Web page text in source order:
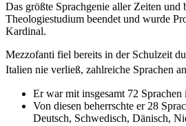
Das größte Sprachgenie aller Zeiten
Theologiestudium beendet und wurde
Kardinal.
Mezzofanti fiel bereits in der Schulzeit
Italien nie verließ, zahlreiche Sprachen
Er war mit insgesamt 72
Von diesen beherrschte er 28
Deutsch, Schwedisch, Dänisch,